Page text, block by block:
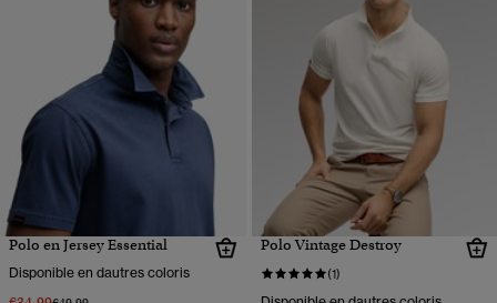
Polo en Jersey Essential
Disponible en dautres coloris
Polo Vintage Destroy
(1)